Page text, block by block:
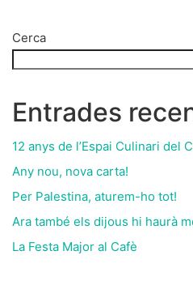
Cerca
Entrades
12 anys de l’Espai Culinari del
Any nou, nova carta!
Per Palestina, aturem-ho tot!
Ara també els dijous hi haurà
La Festa Major al Cafè